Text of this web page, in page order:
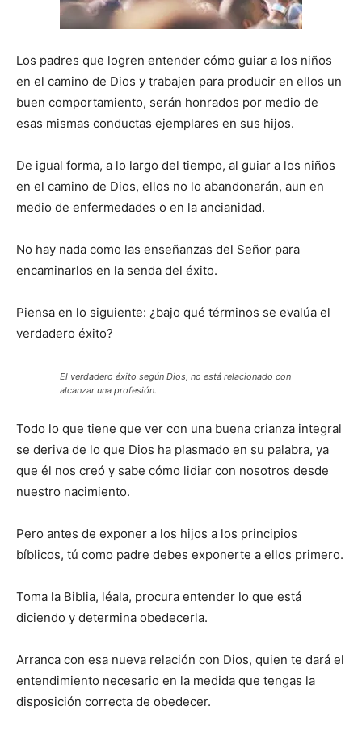
Los padres que logren entender cómo guiar a los niños
en el camino de Dios y trabajen para producir en ellos un
buen comportamiento, serán honrados por medio de
esas mismas conductas ejemplares en sus hijos.
De igual forma, a lo largo del tiempo, al guiar a los niños
en el camino de Dios, ellos no lo abandonarán, aun en
medio de enfermedades o en la ancianidad.
No hay nada como las enseñanzas del Señor para
encaminarlos en la senda del éxito.
Piensa en lo siguiente: ¿bajo qué términos se evalúa el
verdadero éxito?
El verdadero éxito según Dios, no está relacionado con
alcanzar una profesión.
Todo lo que tiene que ver con una buena crianza integral
se deriva de lo que Dios ha plasmado en su palabra, ya
que él nos creó y sabe cómo lidiar con nosotros desde
nuestro nacimiento.
Pero antes de exponer a los hijos a los principios
bíblicos, tú como padre debes exponerte a ellos primero.
Toma la Biblia, léala, procura entender lo que está
diciendo y determina obedecerla.
Arranca con esa nueva relación con Dios, quien te dará el
entendimiento necesario en la medida que tengas la
disposición correcta de obedecer.